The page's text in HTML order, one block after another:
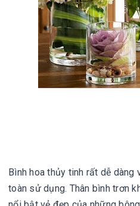
Bình hoa thủy tinh rất dễ dàng
toàn sử dụng. Thân bình trơn